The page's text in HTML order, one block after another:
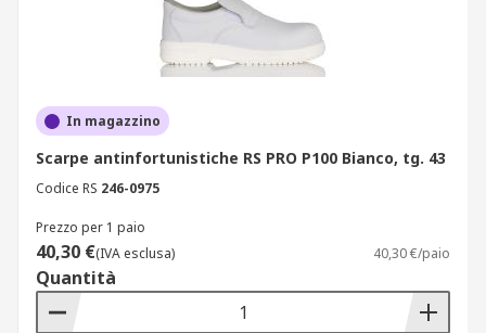
In magazzino
Scarpe antinfortunistiche RS PRO P100 Bianco, tg. 43
Codice RS 246-0975
Prezzo per 1 paio
40,30 €(IVA esclusa) 40,30 €/paio
Quantità